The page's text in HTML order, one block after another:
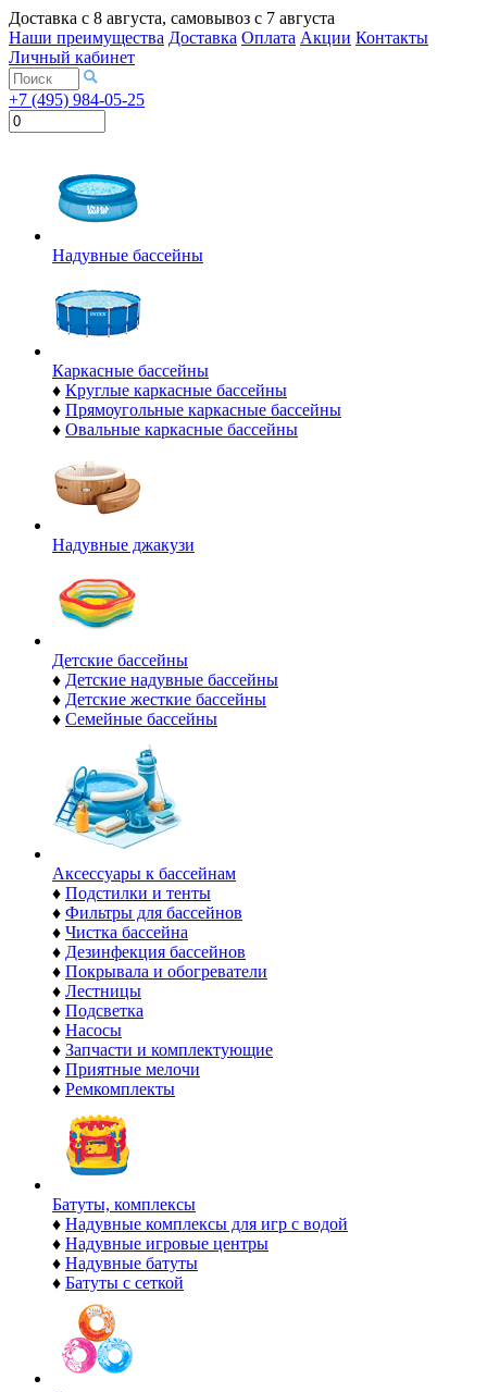
Доставка с 8 августа, самовывоз с 7 августа
Наши преимущества Доставка Оплата Акции Контакты
Личный кабинет
+7 (495) 984-05-25
Надувные бассейны
Каркасные бассейны
♦ Круглые каркасные бассейны
♦ Прямоугольные каркасные бассейны
♦ Овальные каркасные бассейны
Надувные джакузи
Детские бассейны
♦ Детские надувные бассейны
♦ Детские жесткие бассейны
♦ Семейные бассейны
Аксессуары к бассейнам
♦ Подстилки и тенты
♦ Фильтры для бассейнов
♦ Чистка бассейна
♦ Дезинфекция бассейнов
♦ Покрывала и обогреватели
♦ Лестницы
♦ Подсветка
♦ Насосы
♦ Запчасти и комплектующие
♦ Приятные мелочи
♦ Ремкомплекты
Батуты, комплексы
♦ Надувные комплексы для игр с водой
♦ Надувные игровые центры
♦ Надувные батуты
♦ Батуты с сеткой